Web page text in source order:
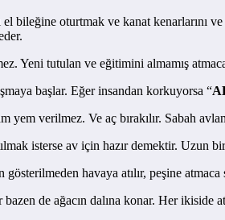
el bileğine oturtmak ve kanat kenarlarını
Yeni tutulan ve eğitimini almamış
başlar. Eğer insandan korkuyorsa “
yem verilmez. Ve aç bırakılır. Sabah
isterse av için hazır demektir. Uzun
gösterilmeden havaya atılır, peşine
bazen de ağacın dalına konar. Her